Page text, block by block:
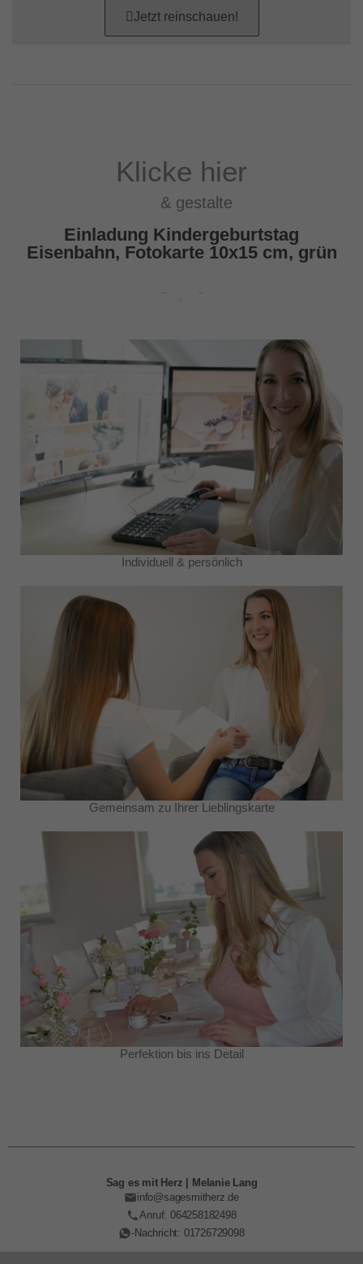
Jetzt reinschauen!
Klicke hier
& gestalte
Einladung Kindergeburtstag
Eisenbahn, Fotokarte 10x15 cm, grün
Individuell & persönlich
Gemeinsam zu Ihrer Lieblingskarte
Perfektion bis ins Detail
Sag es mit Herz | Melanie Lang
info@sagesmitherz.de
Anruf: 064258182498
-Nachricht: 01726729098